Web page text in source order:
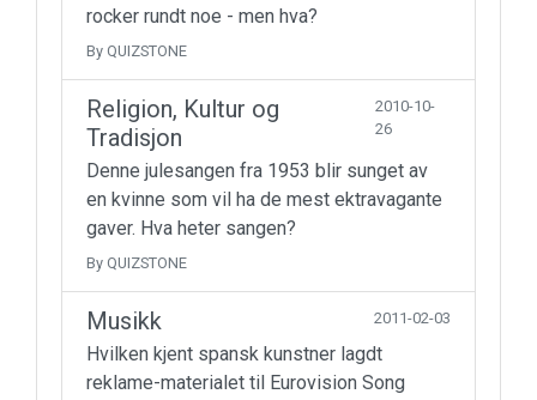
rocker rundt noe - men hva?
By QUIZSTONE
Religion, Kultur og
Tradisjon
2010-10-
26
Denne julesangen fra 1953 blir sunget av
en kvinne som vil ha de mest ektravagante
gaver. Hva heter sangen?
By QUIZSTONE
Musikk 2011-02-03
Hvilken kjent spansk kunstner lagdt
reklame-materialet til Eurovision Song